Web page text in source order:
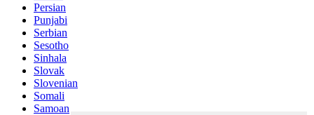
Persian
Punjabi
Serbian
Sesotho
Sinhala
Slovak
Slovenian
Somali
Samoan